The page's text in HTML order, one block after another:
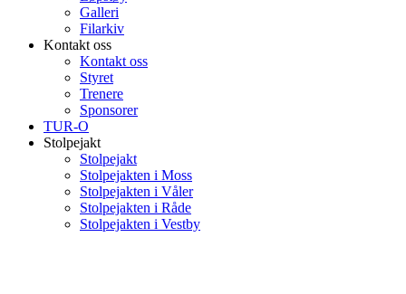
Galleri
Filarkiv
Kontakt oss
Kontakt oss
Styret
Trenere
Sponsorer
TUR-O
Stolpejakt
Stolpejakt
Stolpejakten i Moss
Stolpejakten i Våler
Stolpejakten i Råde
Stolpejakten i Vestby